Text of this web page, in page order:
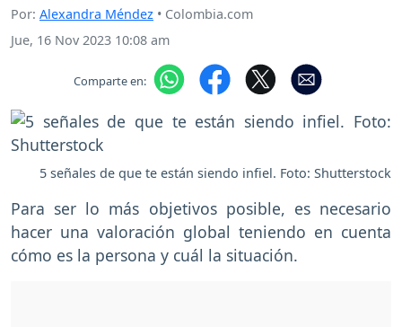
Por: Alexandra Méndez • Colombia.com
Jue, 16 Nov 2023 10:08 am
Comparte en:
5 señales de que te están siendo infiel. Foto: Shutterstock
Para ser lo más objetivos posible, es necesario
hacer una valoración global teniendo en cuenta
cómo es la persona y cuál la situación.